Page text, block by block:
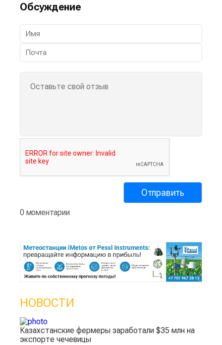
Обсуждение
0 моментарии
НОВОСТИ
Казахстанские фермеры заработали $35 млн на
экспорте чечевицы